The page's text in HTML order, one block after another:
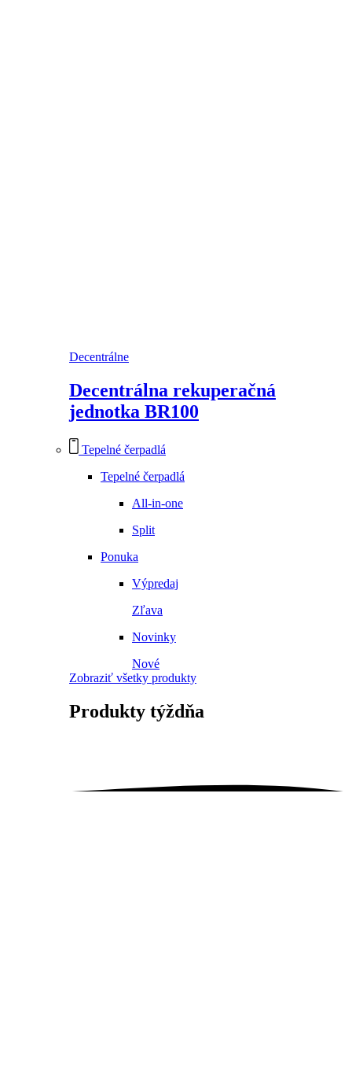
Decentrálne
Decentrálna rekuperačná
jednotka BR100
Tepelné čerpadlá
Tepelné čerpadlá
All-in-one
Split
Ponuka
Výpredaj
Zľava
Novinky
Nové
Zobraziť všetky produkty
Produkty týždňa